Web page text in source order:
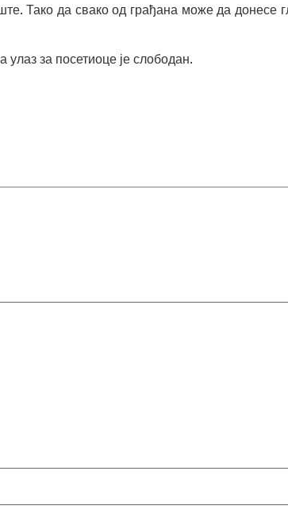
Тако да свако од грађана може да донесе
за посетиоце је слободан.